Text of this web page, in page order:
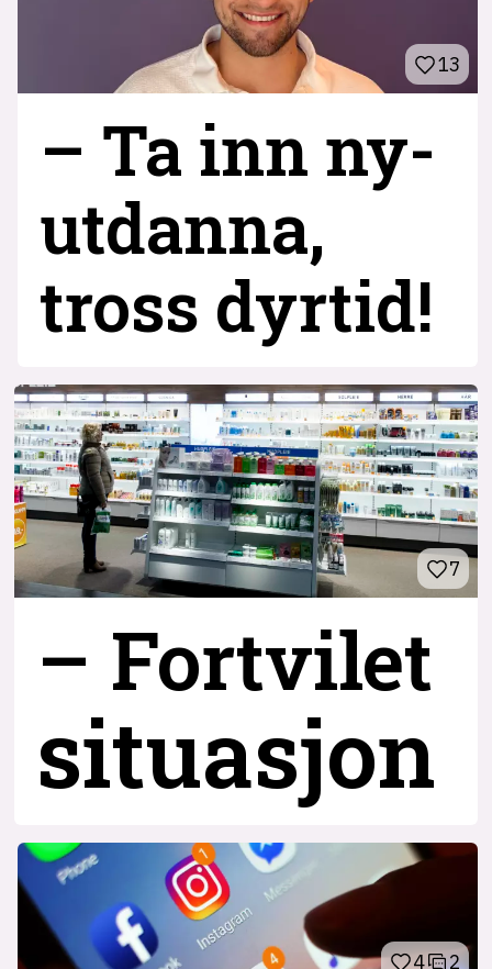
13
– Ta inn ny­
utdanna,
tross dyrtid!
7
– Fortvilet
situasjon
4 2